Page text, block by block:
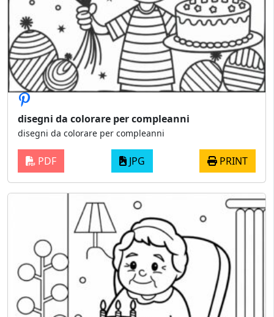
disegni da colorare per compleanni
disegni da colorare per compleanni
PDF JPG PRINT